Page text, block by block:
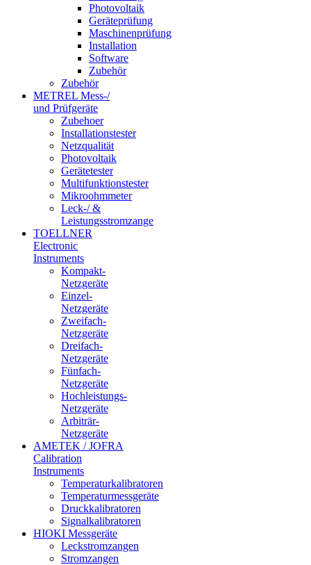
Photovoltaik
Geräteprüfung
Maschinenprüfung
Installation
Software
Zubehör
Zubehör
METREL Mess-/
und Prüfgeräte
Zubehoer
Installationstester
Netzqualität
Photovoltaik
Gerätetester
Multifunktionstester
Mikroohmmeter
Leck-/ &
Leistungsstromzange
TOELLNER
Electronic
Instruments
Kompakt-
Netzgeräte
Einzel-
Netzgeräte
Zweifach-
Netzgeräte
Dreifach-
Netzgeräte
Fünfach-
Netzgeräte
Hochleistungs-
Netzgeräte
Arbiträr-
Netzgeräte
AMETEK / JOFRA
Calibration
Instruments
Temperaturkalibratoren
Temperaturmessgeräte
Druckkalibratoren
Signalkalibratoren
HIOKI Messgeräte
Leckstromzangen
Stromzangen